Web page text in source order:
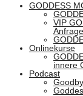
GODDESS
VIP
Anfrage
Onlinekurse
innere
Podcast